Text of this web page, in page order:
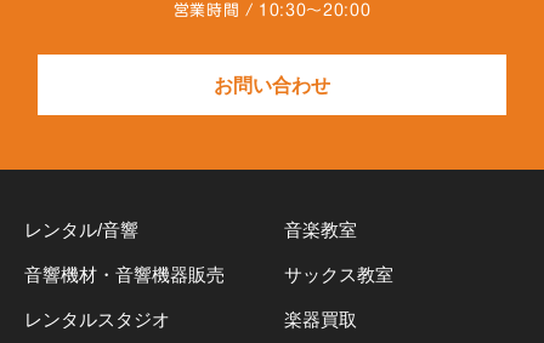
営業時間 / 10:30～20:00
お問い合わせ
レンタル/音響
音響機材・音響機器販売
レンタルスタジオ
音楽教室
サックス教室
楽器買取